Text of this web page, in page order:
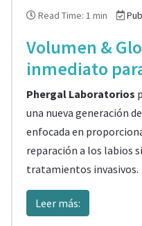
Read Time: 1 min
Volumen &
inmediato
Phergal Laboratorios
una nueva generación
enfocada en
reparación a los labios
tratamientos invasivos.
Leer más: